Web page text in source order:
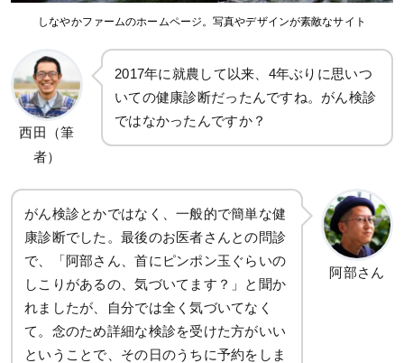
しなやかファームのホームページ。写真やデザインが素敵なサイト
西田（筆
者）
2017年に就農して以来、4年ぶりに思いつ
いての健康診断だったんですね。がん検診
ではなかったんですか？
がん検診とかではなく、一般的で簡単な健
康診断でした。最後のお医者さんとの問診
で、「阿部さん、首にピンポン玉ぐらいの
しこりがあるの、気づいてます？」と聞か
れましたが、自分では全く気づいてなく
て。念のため詳細な検診を受けた方がいい
ということで、その日のうちに予約をしま
阿部さん